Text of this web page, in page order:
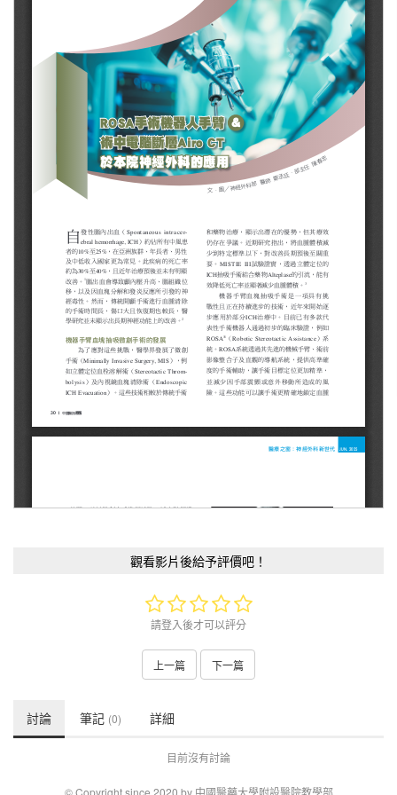
觀看影片後給予評價吧！
請登入後才可以評分
上一篇 下一篇
討論 筆記 (0) 詳細
目前沒有討論
© Copyright since 2020 by 中國醫藥大學附設醫院教學部